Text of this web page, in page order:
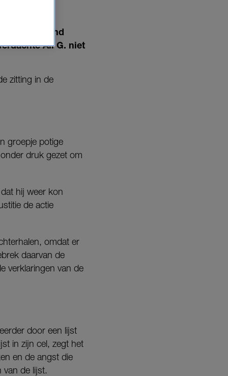
rond
Ali G. niet
zitting in de
groepje potige
druk gezet om
hij weer kon
de actie
omdat er
daarvan de
verklaringen van de
door een lijst
in zijn cel, zegt het
en de angst die
van de lijst.